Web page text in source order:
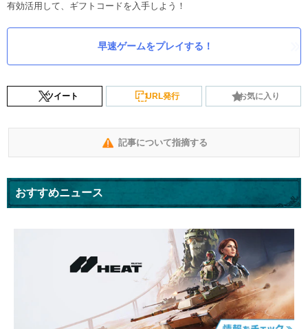
有効活用して、ギフトコードを入手しよう！
早速ゲームをプレイする！
ツイート URL発行 お気に入り
記事について指摘する
おすすめニュース